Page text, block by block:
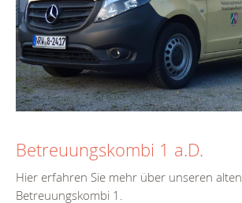
Betreuungskombi 1 a.D.
Hier erfahren Sie mehr über unseren alten
Betreuungskombi 1.